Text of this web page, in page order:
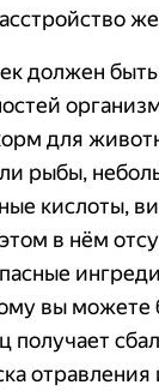
должен быть
для
рыбы,
кислоты,
в нём
вы можете
получает